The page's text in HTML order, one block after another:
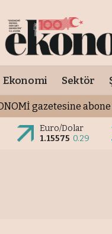
Ekonomi Sektör
gazetesine
Euro/Dolar
1.15575 0.29